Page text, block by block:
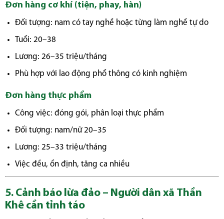
Đơn hàng cơ khí (tiện, phay, hàn)
Đối tượng: nam có tay nghề hoặc từng làm nghề tự do
Tuổi: 20–38
Lương: 26–35 triệu/tháng
Phù hợp với lao động phổ thông có kinh nghiệm
Đơn hàng thực phẩm
Công việc: đóng gói, phân loại thực phẩm
Đối tượng: nam/nữ 20–35
Lương: 25–33 triệu/tháng
Việc đều, ổn định, tăng ca nhiều
5. Cảnh báo lừa đảo – Người dân xã Thần
Khê cần tỉnh táo